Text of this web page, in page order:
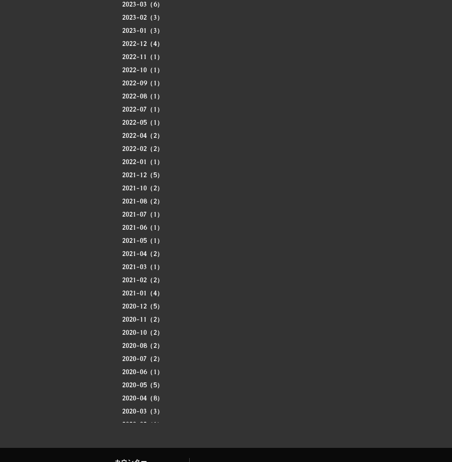
2023-03（6）
2023-02（3）
2023-01（3）
2022-12（4）
2022-11（1）
2022-10（1）
2022-09（1）
2022-08（1）
2022-07（1）
2022-05（1）
2022-04（2）
2022-02（2）
2022-01（1）
2021-12（5）
2021-10（2）
2021-08（2）
2021-07（1）
2021-06（1）
2021-05（1）
2021-04（2）
2021-03（1）
2021-02（2）
2021-01（4）
2020-12（5）
2020-11（2）
2020-10（2）
2020-08（2）
2020-07（2）
2020-06（1）
2020-05（5）
2020-04（8）
2020-03（3）
2020-02（1）